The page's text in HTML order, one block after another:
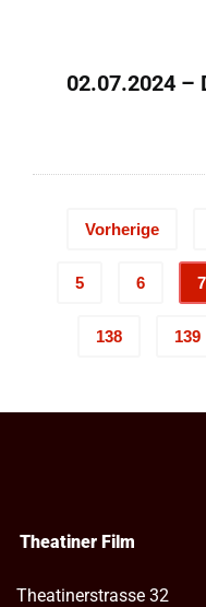
02.07.2024 –
Vorherige
5 6 7
138 139
Theatiner Film
Theatinerstrasse 32